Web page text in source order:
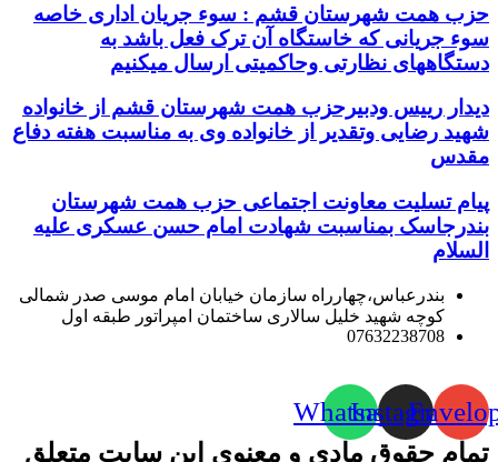
حزب همت شهرستان قشم : سوء جریان اداری خاصه
سوء جریانی که خاستگاه آن ترک فعل باشد به
دستگاههای نظارتی وحاکمیتی ارسال میکنیم
دیدار رییس ودبیرحزب همت شهرستان قشم از خانواده
شهید رضایی وتقدیر از خانواده وی به مناسبت هفته دفاع
مقدس
پیام تسلیت معاونت اجتماعی حزب همت شهرستان
بندرجاسک بمناسبت شهادت امام حسن عسکری علیه
السلام
بندرعباس،چهارراه سازمان خیابان امام موسی صدر شمالی
کوچه شهید خلیل سالاری ساختمان امپراتور طبقه اول
07632238708
Instagram
Whatsapp
تمام حقوق مادی و معنوی این سایت متعلق